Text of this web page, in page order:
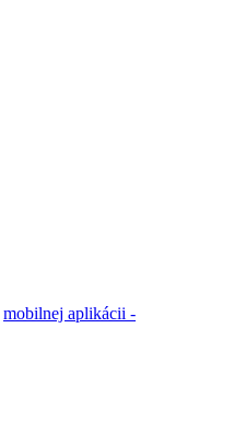
mobilnej aplikácii -